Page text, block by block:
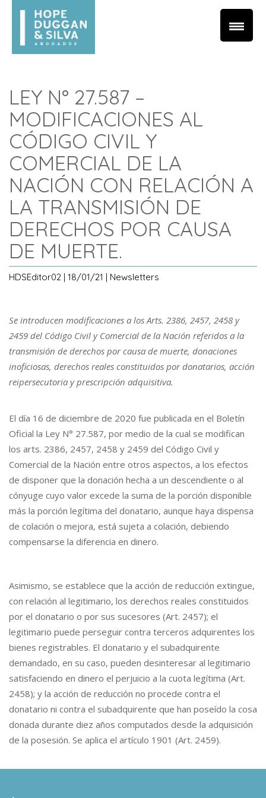
LEY N° 27.587 –
MODIFICACIONES AL
CÓDIGO CIVIL Y
COMERCIAL DE LA
NACIÓN CON RELACIÓN A
LA TRANSMISIÓN DE
DERECHOS POR CAUSA
DE MUERTE.
HDSEditor02 | 18/01/21 | Newsletters
Se introducen modificaciones a los Arts. 2386, 2457, 2458 y
2459 del Código Civil y Comercial de la Nación referidos a la
transmisión de derechos por causa de muerte, donaciones
inoficiosas, derechos reales constituidos por donatarios, acción
reipersecutoria y prescripción adquisitiva.
El día 16 de diciembre de 2020 fue publicada en el Boletín
Oficial la Ley N° 27.587, por medio de la cual se modifican
los arts. 2386, 2457, 2458 y 2459 del Código Civil y
Comercial de la Nación entre otros aspectos, a los efectos
de disponer que la donación hecha a un descendiente o al
cónyuge cuyo valor excede la suma de la porción disponible
más la porción legítima del donatario, aunque haya dispensa
de colación o mejora, está sujeta a colación, debiendo
compensarse la diferencia en dinero.
Asimismo, se establece que la acción de reducción extingue,
con relación al legitimario, los derechos reales constituidos
por el donatario o por sus sucesores (Art. 2457); el
legitimario puede perseguir contra terceros adquirentes los
bienes registrables. El donatario y el subadquirente
demandado, en su caso, pueden desinteresar al legitimario
satisfaciendo en dinero el perjuicio a la cuota legítima (Art.
2458); y la acción de reducción no procede contra el
donatario ni contra el subadquirente que han poseído la cosa
donada durante diez años computados desde la adquisición
de la posesión. Se aplica el artículo 1901 (Art. 2459).
.